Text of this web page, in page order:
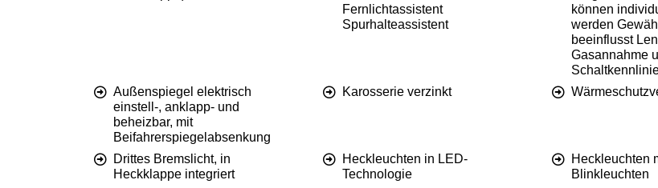
Fernlichtassistent
Spurhalteassistent
können
werden
beeinflusst
Gasannahme
Außenspiegel elektrisch
einstell-, anklapp- und
beheizbar, mit
Beifahrerspiegelabsenkung
Karosserie verzinkt
Drittes Bremslicht, in
Heckklappe integriert
Heckleuchten in LED-
Technologie
Heckleuchten
Blinkleuchten